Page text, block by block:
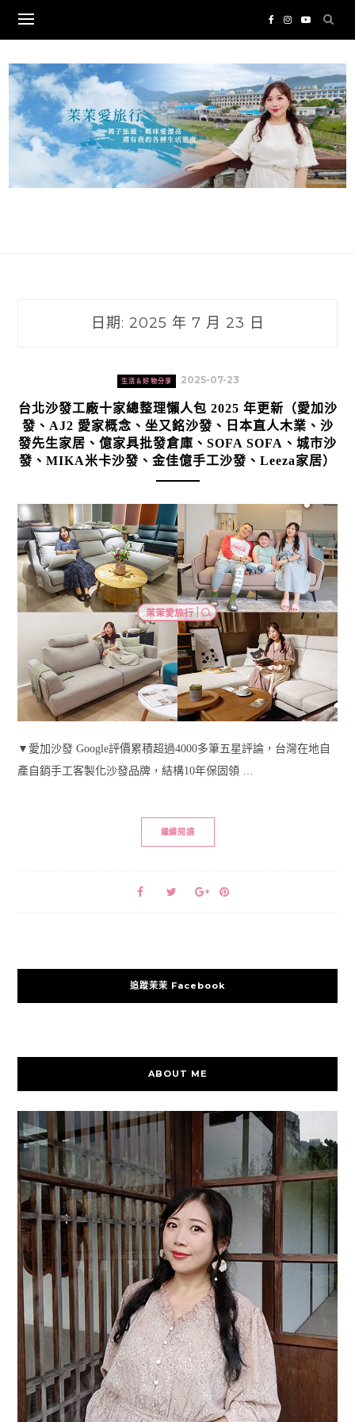
content
日期: 2025 年 7 月 23 日
生活＆好物分享 2025-07-23
台北沙發工廠十家總整理懶人包 2025 年更新（愛加沙
發、AJ2 愛家概念、坐又銘沙發、日本直人木業、沙
發先生家居、億家具批發倉庫、SOFA SOFA、城市沙
發、MIKA米卡沙發、金佳億手工沙發、Leeza家居）
▼愛加沙發 Google評價累積超過4000多筆五星評論，台灣在地自
產自銷手工客製化沙發品牌，結構10年保固領 …
繼續閱讀
追蹤茉茉 Facebook
ABOUT ME